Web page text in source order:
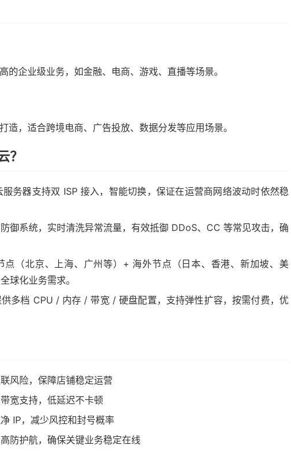
的企业级业务，如金融、电商、游戏、直播等场景。
造，适合跨境电商、广告投放、数据分发等应用场景。
？
务器支持双 ISP 接入，智能切换，保证在运营商网络波动时依然稳
御系统，实时清洗异常流量，有效抵御 DDoS、CC 等常见攻击，确
点（北京、上海、广州等）+ 海外节点（日本、香港、新加坡、美
球化业务需求。
多档 CPU / 内存 / 带宽 / 硬盘配置，支持弹性扩容，按需付费，优
风险，保障店铺稳定运营
宽支持，低延迟不卡顿
IP，减少风控和封号概率
防护航，确保关键业务稳定在线